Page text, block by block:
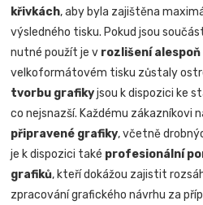
křivkách, aby byla zajištěna
výsledného tisku. Pokud jsou
nutné použít je v rozlišení alespoň
velkoformátovém tisku zůstaly
tvorbu grafikyjsou k dispozici ke
co nejsnazší. Každému zákazníkovi
připravené grafiky, včetně
je k dispozici také profesionální
grafiků, kteří dokážou zajistit
zpracování grafického návrhu za